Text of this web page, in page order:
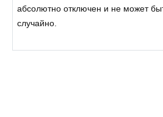
абсолютно отключен и не может
случайно.